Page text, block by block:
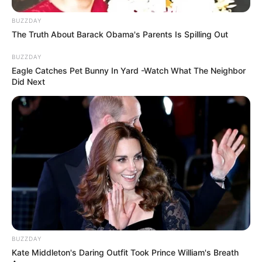
σταθμού.
Ο τίτλος της νέας εκπομπής, οι συνεργάτες και
περισσότερες λεπτομέρειες θα ανακοινωθούν
το προσεχές διάστημα»
Τελευταία νέα
Άκης Σκέρτσος: ‘’ Μην σταματήσουμε να
επενδύουμε στην πρόληψη, η
μεγαλύτερη τιμή στους νεκρούς
πυροσβέστες και πιλότους ‘’
έχασε τη ζωή της πέφτοντας στο κενό
BUZZDAY
The Truth About Barack Obama's Parents Is Spilling Out
BUZZDAY
Eagle Catches Pet Bunny In Yard -Watch What The Neighbor
Did Next
BUZZDAY
Kate Middleton's Daring Outfit Took Prince William's Breath